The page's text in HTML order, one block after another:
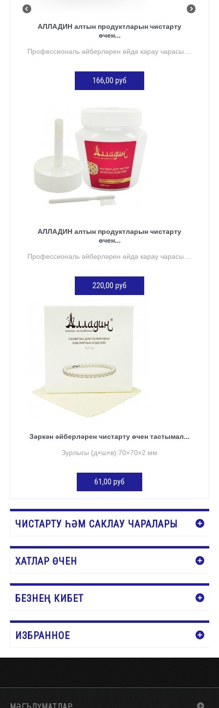
АЛЛАДИН алтын продуктларын чистарту
өчен...
Профессиональ әйберләрен өйдә карау чарасы....
166,00 руб
АЛЛАДИН алтын продуктларын чистарту
өчен...
Профессиональ әйберләрен өйдә карау чарасы....
220,00 руб
КӘРҖИНГӘ ӨСТӘҮ
Зәркән әйберләрен чистарту өчен тастымал...
Зурлыгы (д×ш×в):70×70×2 мм
61,00 руб
ЧИСТАРТУ ҺӘМ САКЛАУ ЧАРАЛАРЫ
ХАТЛАР ӨЧЕН
БЕЗНЕҢ КИБЕТ
ИЗБРАННОЕ